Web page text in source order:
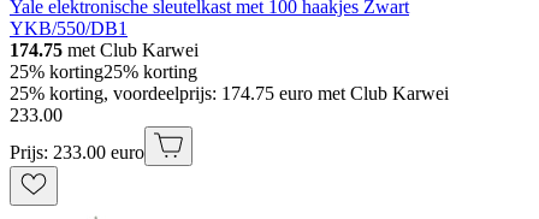
Yale elektronische sleutelkast met 100 haakjes Zwart
YKB/550/DB1
174.75 met Club Karwei
25% korting25% korting
25% korting, voordeelprijs: 174.75 euro met Club Karwei
233.00
Prijs: 233.00 euro